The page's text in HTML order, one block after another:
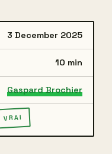
3 December 2025
10 min
Gaspard Brochier
VRAI